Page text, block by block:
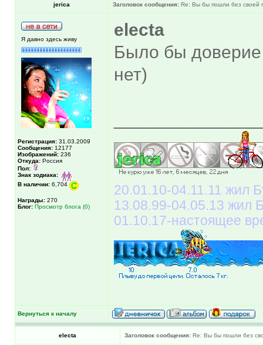
jerica Заголовок сообщения: Re: Вы бы пошли без своей
Я давно здесь живу
Регистрация: 31.03.2009
Сообщения: 12177
Изображений: 236
Откуда: Россия
Пол:
Знак зодиака:
В наличии: 6,704
Награды: 270
Блог: Просмотр блога (0)
electa
Было бы доверие
нет)
20.01.10-04.11.11 жил
13.08.99-04.05.13 жил
01.10.17-настоящее
Вернуться к началу
electa Заголовок сообщения: Re: Вы бы пошли без